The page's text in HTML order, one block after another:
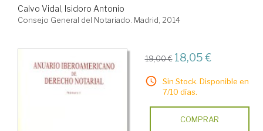
Calvo Vidal, Isidoro Antonio
Consejo General del Notariado. Madrid, 2014
19,00 € 18,05 €
Sin Stock. Disponible en
7/10 días.
COMPRAR